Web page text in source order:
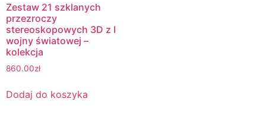
Zestaw 21 szklanych
przezroczy
stereoskopowych 3D z I
wojny światowej –
kolekcja
860.00zł
Dodaj do koszyka